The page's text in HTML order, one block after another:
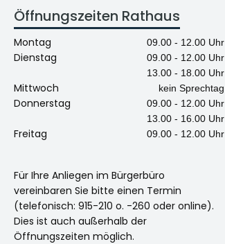
Öffnungszeiten Rathaus
Montag 09.00 - 12.00 Uhr
Dienstag
09.00 - 12.00 Uhr
13.00 - 18.00 Uhr
Mittwoch kein Sprechtag
Donnerstag
09.00 - 12.00 Uhr
13.00 - 16.00 Uhr
Freitag 09.00 - 12.00 Uhr
Für Ihre Anliegen im Bürgerbüro
vereinbaren Sie bitte einen Termin
(telefonisch: 915-210 o. -260 oder online).
Dies ist auch außerhalb der
Öffnungszeiten möglich.